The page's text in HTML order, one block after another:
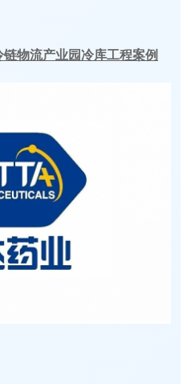
物流产业园冷库工程案例